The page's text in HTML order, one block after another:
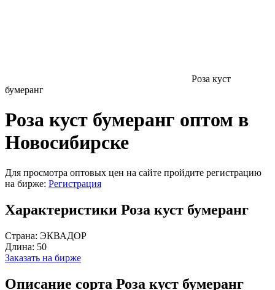
Роза куст
бумеранг
Роза куст бумеранг оптом в
Новосибирске
Для просмотра оптовых цен на сайте пройдите регистрацию
на бирже: Регистрация
Характеристики Роза куст бумеранг
Страна: ЭКВАДОР
Длина: 50
Заказать на бирже
Описание сорта Роза куст бумеранг